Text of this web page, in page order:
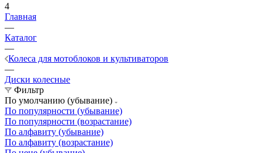
4
Главная
—
Каталог
—
Колеса для мотоблоков и культиваторов
—
Диски колесные
Фильтр
По умолчанию (убывание)
По популярности (убывание)
По популярности (возрастание)
По алфавиту (убывание)
По алфавиту (возрастание)